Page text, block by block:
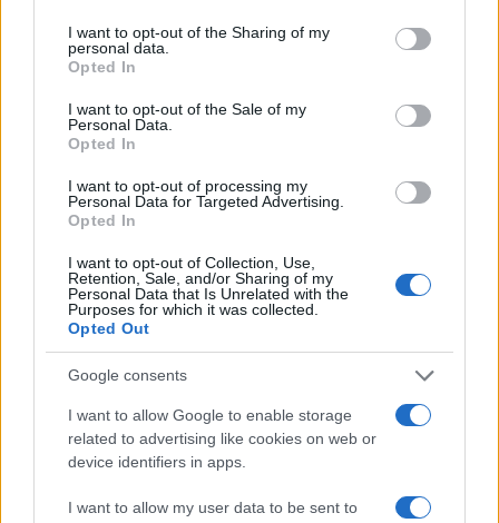
not limited to your visit or usage behaviour. You may click to
grant or deny consent to Google and its third-party tags to
use your data for below specified purposes in below Google
consent section.
I want to opt-out of the Sharing of my
personal data.
Opted In
I want to opt-out of the Sale of my
Personal Data.
Opted In
I want to opt-out of processing my
Personal Data for Targeted Advertising.
Opted In
I want to opt-out of Collection, Use,
Retention, Sale, and/or Sharing of my
Personal Data that Is Unrelated with the
Purposes for which it was collected.
Opted Out
Google consents
I want to allow Google to enable storage
related to advertising like cookies on web or
device identifiers in apps.
I want to allow my user data to be sent to
Continua a leggere
FOCUS PMI